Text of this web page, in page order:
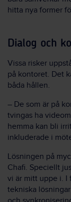
hitta nya former
Dialog och
Vissa risker
på kontoret. Det
båda hållen.
– De som är på
tvingas ha
hemma kan bli
inkluderade i
Lösningen på
Chafi. Speciellt
vi är mitt uppe i. I
tekniska